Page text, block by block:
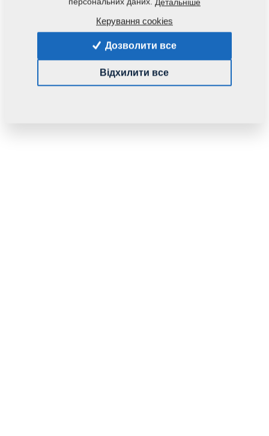
наступного обладнання:
TRIOLENT
Керування cookies
Дозволити все
Відхилити все